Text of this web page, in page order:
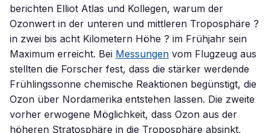
berichten Elliot Atlas und Kollegen, warum der
Ozonwert in der unteren und mittleren Troposphäre ?
in zwei bis acht Kilometern Höhe ? im Frühjahr sein
Maximum erreicht. Bei Messungen vom Flugzeug aus
stellten die Forscher fest, dass die stärker werdende
Frühlingssonne chemische Reaktionen begünstigt, die
Ozon über Nordamerika entstehen lassen. Die zweite
vorher erwogene Möglichkeit, dass Ozon aus der
höheren Stratosphäre in die Troposphäre absinkt,